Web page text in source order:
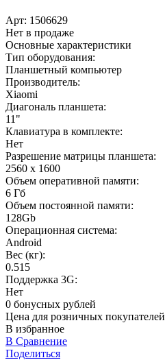
Арт: 1506629
Нет в продаже
Основные характеристики
Тип оборудования:
Планшетный компьютер
Производитель:
Xiaomi
Диагональ планшета:
11"
Клавиатура в комплекте:
Нет
Разрешение матрицы планшета:
2560 x 1600
Объем оперативной памяти:
6 Гб
Объем постоянной памяти:
128Gb
Операционная система:
Android
Вес (кг):
0.515
Поддержка 3G:
Нет
0 бонусных рублей
Цена для розничных покупателей
В избранное
В Сравнение
Поделиться